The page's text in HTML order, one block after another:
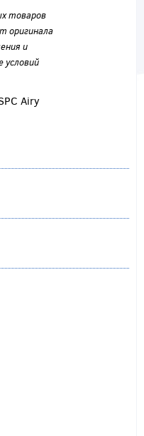
товаров
оригинала
и
Airy